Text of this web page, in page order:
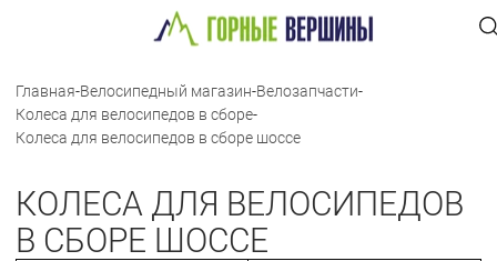
Главная-Велосипедный магазин-Велозапчасти-
Колеса для велосипедов в сборе-
Колеса для велосипедов в сборе шоссе
КОЛЕСА ДЛЯ ВЕЛОСИПЕДОВ
В СБОРЕ ШОССЕ